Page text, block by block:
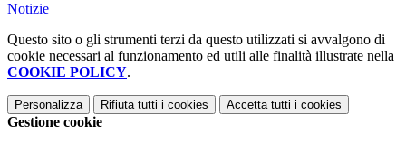
Notizie
Questo sito o gli strumenti terzi da questo utilizzati si avvalgono di
cookie necessari al funzionamento ed utili alle finalità illustrate nella
COOKIE POLICY.
Personalizza Rifiuta tutti i cookies Accetta tutti i cookies
Gestione cookie